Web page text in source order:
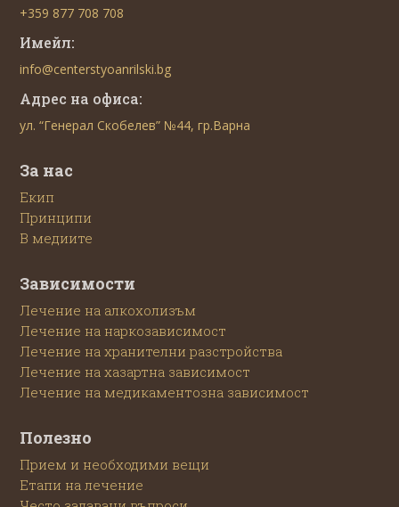
+359 877 708 708
Имейл:
info@centerstyoanrilski.bg
Адрес на офиса:
ул. “Генерал Скобелев” №44, гр.Варна
За нас
Екип
Принципи
В медиите
Зависимости
Лечение на алкохолизъм
Лечение на наркозависимост
Лечение на хранителни разстройства
Лечение на хазартна зависимост
Лечение на медикаментозна зависимост
Полезно
Прием и необходими вещи
Етапи на лечение